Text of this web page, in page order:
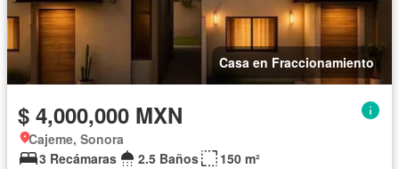
Casa en Fraccionamiento
$ 4,000,000 MXN
Cajeme, Sonora
3 Recámaras
2.5 Baños
150 m²